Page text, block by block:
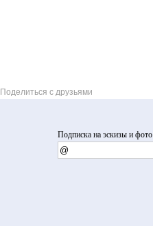
Поделиться с друзьями
Подписка на эскизы и фото